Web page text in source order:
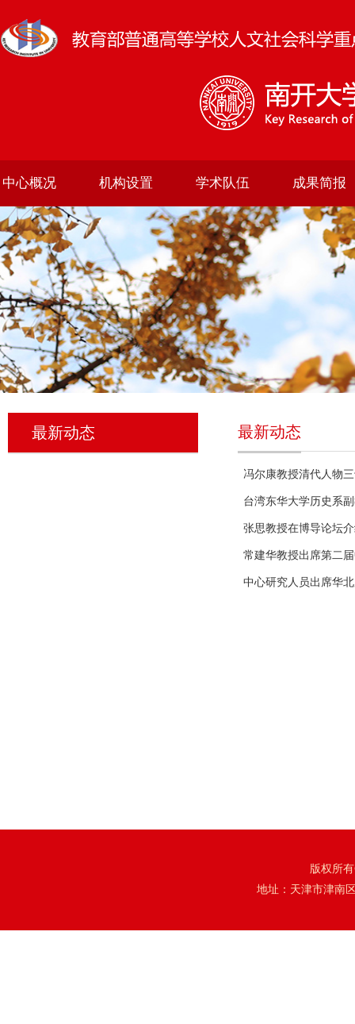
中心概况 机构设置 学术队伍 成果简报
最新动态 最新动态
冯尔康教授清代人物
台湾东华大学历史系
张思教授在博导论坛
常建华教授出席第二
中心研究人员出席华
版权所
地址：天津市津南